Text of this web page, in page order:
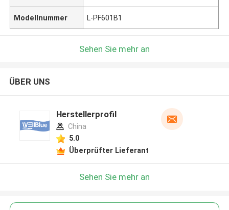
Modellnummer L-PF601B1
Sehen Sie mehr an
ÜBER UNS
Herstellerprofil
China
5.0
Überprüfter Lieferant
Sehen Sie mehr an